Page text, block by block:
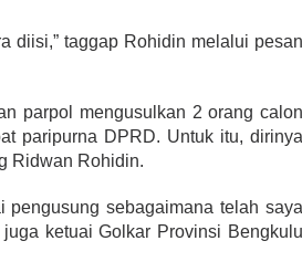
diisi,” taggap Rohidin melalui pesan
parpol mengusulkan 2 orang calon
paripurna DPRD. Untuk itu, dirinya
Ridwan Rohidin.
pengusung sebagaimana telah saya
ketuai Golkar Provinsi Bengkulu